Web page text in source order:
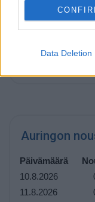
Data Deletion
Päivän pituus
vuodesta14 tuntia
vuoden lyhin
Auringon
Päivämäärä
10.8.2026
11.8.2026